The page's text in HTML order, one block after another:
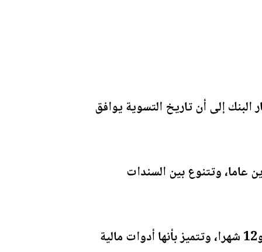
الاستحقاق للإصدار الحالي هو 7 حزيران 2036، فيما أشار البنك إلى أن تاريخ التسوية يوافق
عاما، وتتنوع بين السندات
فيما تعدّ أذونات الخزينة؛ أدوات دين حكومية قصيرة الأجل تصدر لآجال تتراوح بين 3 و12 شهرا، وتتميز بأنها أدوات مالية